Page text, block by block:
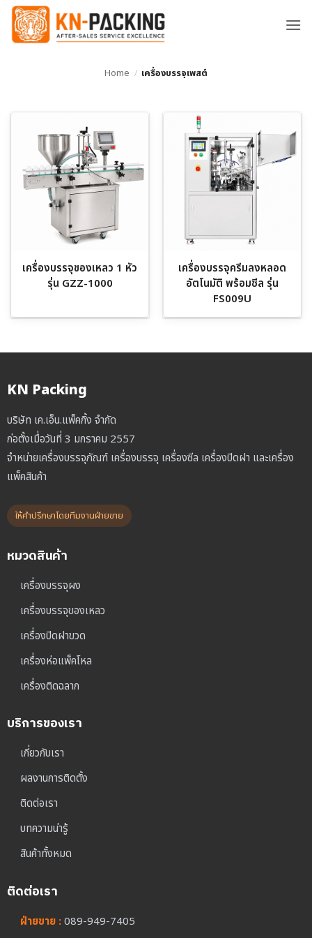
ข้าม
ยัง
Home / เครื่องบรรจุเพสต์
เครื่องบรรจุของเหลว 1 หัว
รุ่น GZZ-1000
เครื่องบรรจุครีมลงหลอด
อัตโนมัติ พร้อมซีล รุ่น
FS009U
KN Packing
บริษัท เค.เอ็น.แพ็คกิ้ง จำกัด
ก่อตั้งเมื่อวันที่ 3 มกราคม 2557
จำหน่ายเครื่องบรรจุภัณฑ์ เครื่องบรรจุ เครื่องซีล เครื่องปิดฝา และเครื่อง
แพ็คสินค้า
ให้คำปรึกษาโดยทีมงานฝ่ายขาย
หมวดสินค้า
เครื่องบรรจุผง
เครื่องบรรจุของเหลว
เครื่องปิดฝาขวด
เครื่องห่อแพ็คโหล
เครื่องติดฉลาก
บริการของเรา
เกี่ยวกับเรา
ผลงานการติดตั้ง
ติดต่อเรา
บทความน่ารู้
สินค้าทั้งหมด
ติดต่อเรา
ฝ่ายขาย :089-949-7405